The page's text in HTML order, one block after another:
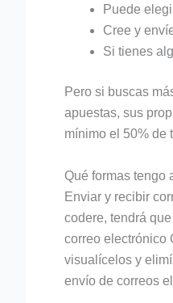
Puede
Cree y
Si tienes
Pero si buscas
apuestas, sus
mínimo el 50% de
Qué formas tengo
Enviar y recibir
codere, tendrá
correo electrónico
visualícelos y
envío de correos